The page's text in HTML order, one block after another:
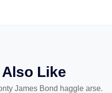
Like
James Bond haggle arse.